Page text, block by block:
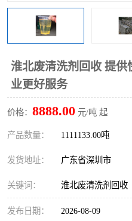
淮北废清洗剂回收 提
业更好服务
价格： 8888.00 元/吨 起
产品数量： 1111133.00吨
发货地址： 广东省深圳市
关键词： 淮北废清洗剂回收
发布日期： 2026-08-09